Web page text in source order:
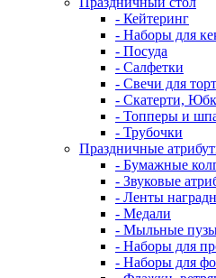
- Кейтеринг
- Наборы для
- Посуда
- Салфетки
- Свечи для
- Скатерти,
- Топперы и
- Трубочки
Праздничные
- Бумажные
- Звуковые
- Ленты
- Медали
- Мыльные
- Наборы для
- Наборы для